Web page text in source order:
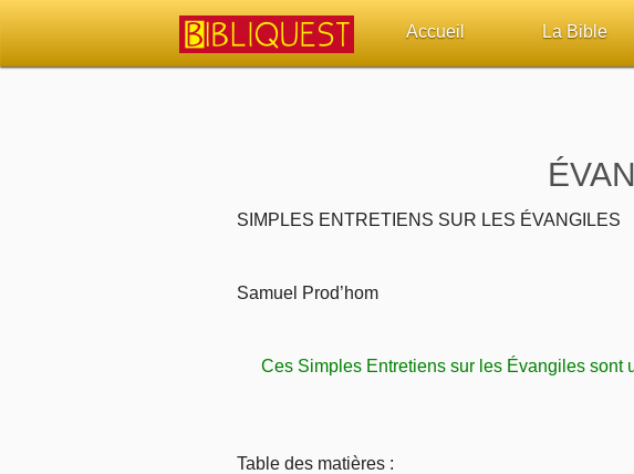
Accueil
Outils
La Bible
Rechercher
Versets
SIMPLES ENTRETIENS SUR LES ÉVANGILES
Samuel Prod’hom
Ces Simples Entretiens sur les Évangiles sont
Table des matières :